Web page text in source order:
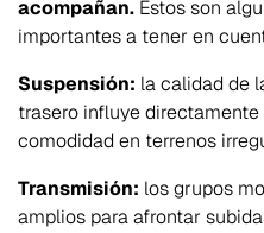
acompañan. Estos son
importantes a tener en
Suspensión: la calidad de
trasero influye
comodidad en terrenos
Transmisión: los grupos
amplios para afrontar